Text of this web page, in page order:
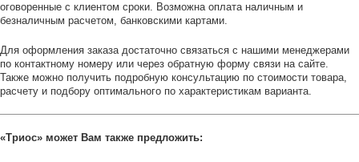
оговоренные с клиентом сроки. Возможна оплата наличным и
безналичным расчетом, банковскими картами.
Для оформления заказа достаточно связаться с нашими менеджерами
по контактному номеру или через обратную форму связи на сайте.
Также можно получить подробную консультацию по стоимости товара,
расчету и подбору оптимального по характеристикам варианта.
«Триос» может Вам также предложить: